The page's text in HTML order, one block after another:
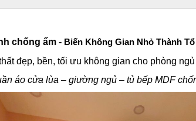
chống ẩm - Biến Không Gian Nhỏ Thành
đẹp, bền, tối ưu không gian cho phòng
áo cửa lùa – giường ngủ – tủ bếp MDF